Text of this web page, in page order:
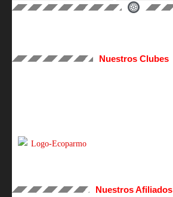
Nuestros Clubes
Nuestros Afiliados